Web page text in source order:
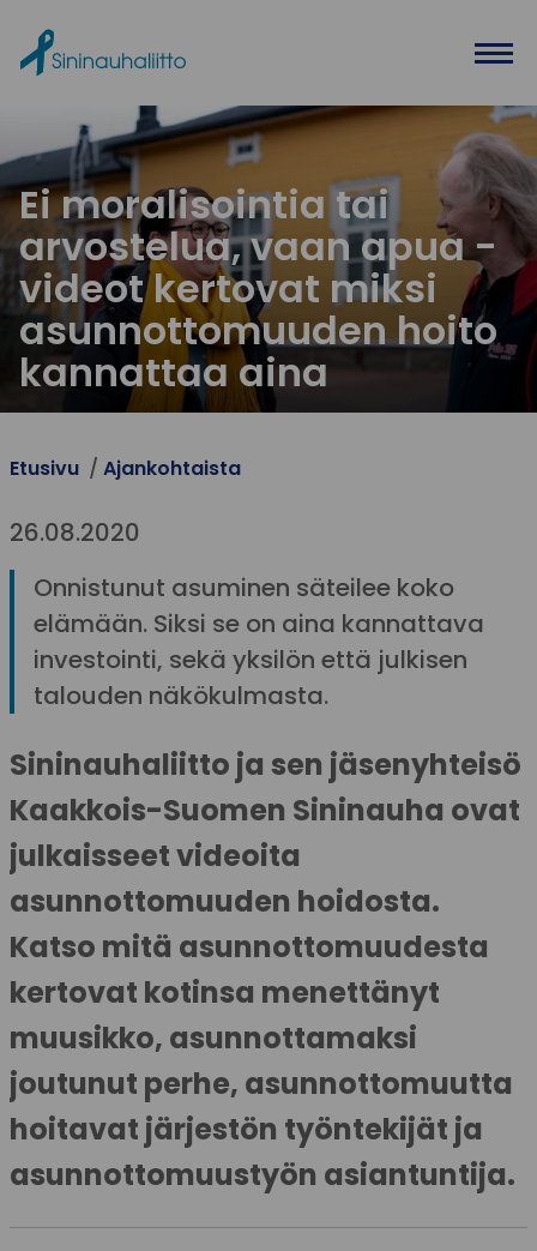
Ei moralisointia tai
arvostelua, vaan apua -
videot kertovat miksi
asunnottomuuden hoito
kannattaa aina
Etusivu Ajankohtaista
26.08.2020
Onnistunut asuminen säteilee koko
elämään. Siksi se on aina kannattava
investointi, sekä yksilön että julkisen
talouden näkökulmasta.
Sininauhaliitto ja sen jäsenyhteisö
Kaakkois-Suomen Sininauha ovat
julkaisseet videoita
asunnottomuuden hoidosta.
Katso mitä asunnottomuudesta
kertovat kotinsa menettänyt
muusikko, asunnottamaksi
joutunut perhe, asunnottomuutta
hoitavat järjestön työntekijät ja
asunnottomuustyön asiantuntija.